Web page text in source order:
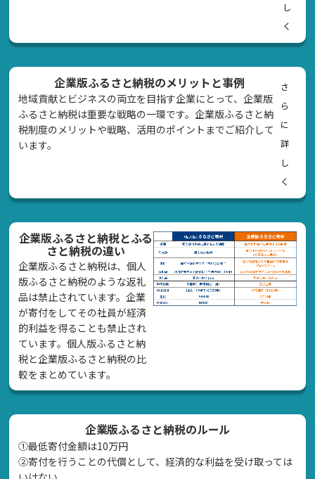
し
く
企業版ふるさと納税のメリットと事例
地域貢献とビジネスの両立を目指す企業にとって、企業版
ふるさと納税は重要な戦略の一環です。企業版ふるさと納
税制度のメリットや戦略、活用のポイントまでご紹介して
います。
さ
ら
に
詳
し
く
企業版ふるさと納税とふる
さと納税の違い
企業版ふるさと納税は、個人
版ふるさと納税のような返礼
品は禁止されています。企業
が寄付をしてその社員が経済
的利益を得ることも禁止され
ています。個人版ふるさと納
税と企業版ふるさと納税の比
較をまとめています。
企業版ふるさと納税のルール
①最低寄付金額は10万円
②寄付を行うことの代償として、経済的な利益を受け取っては